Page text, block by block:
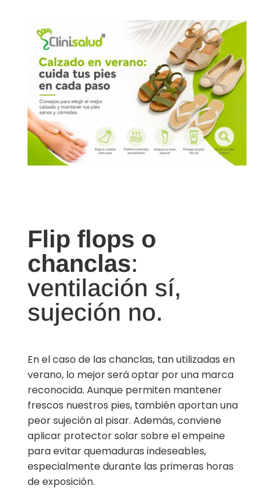
Flip flops o
chanclas:
ventilación sí,
sujeción no.
En el caso de las chanclas, tan utilizadas en
verano, lo mejor será optar por una marca
reconocida. Aunque permiten mantener
frescos nuestros pies, también aportan una
peor sujeción al pisar. Además, conviene
aplicar protector solar sobre el empeine
para evitar quemaduras indeseables,
especialmente durante las primeras horas
de exposición.